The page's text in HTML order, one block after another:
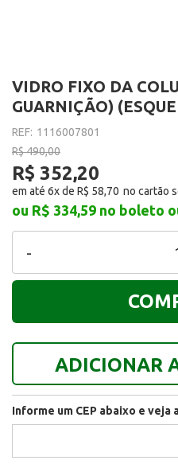
VIDRO FIXO DA
GUARNIÇÃO)
REF: 1116007801
R$ 490,00
R$ 352,20
em até 6x de R$ 58,70
ou R$ 334,59 no boleto
-
ADICIONAR
Informe um CEP abaixo e veja